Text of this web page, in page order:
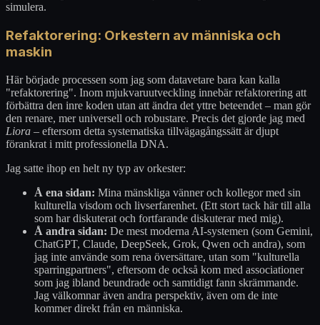
simulera.
Refaktorering: Orkestern av människa och
maskin
Här började processen som jag som datavetare bara kan kalla
"refaktorering". Inom mjukvaruutveckling innebär refaktorering att
förbättra den inre koden utan att ändra det yttre beteendet – man gör
den renare, mer universell och robustare. Precis det gjorde jag med
Liora – eftersom detta systematiska tillvägagångssätt är djupt
förankrat i mitt professionella DNA.
Jag satte ihop en helt ny typ av orkester:
Å ena sidan: Mina mänskliga vänner och kollegor med sin
kulturella visdom och livserfarenhet. (Ett stort tack här till alla
som har diskuterat och fortfarande diskuterar med mig).
Å andra sidan: De mest moderna AI-systemen (som Gemini,
ChatGPT, Claude, DeepSeek, Grok, Qwen och andra), som
jag inte använde som rena översättare, utan som "kulturella
sparringpartners", eftersom de också kom med associationer
som jag ibland beundrade och samtidigt fann skrämmande.
Jag välkomnar även andra perspektiv, även om de inte
kommer direkt från en människa.